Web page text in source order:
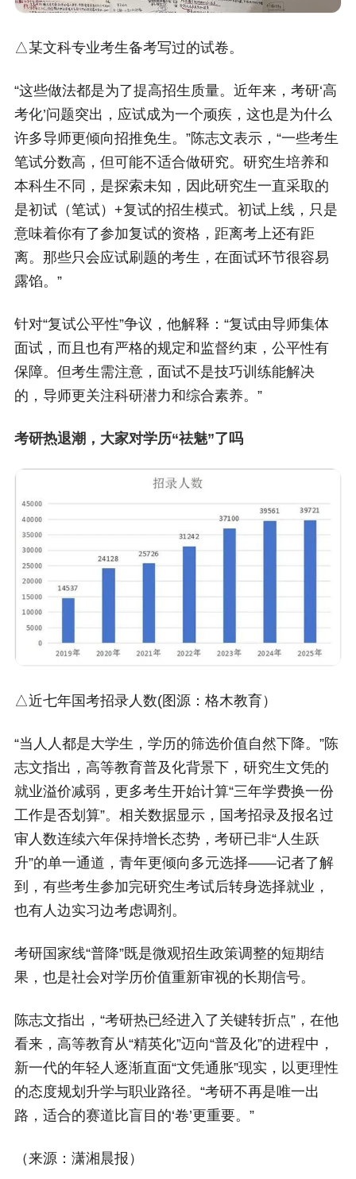
△某文科专业考生备考写过的试卷。
“这些做法都是为了提高招生质量。近年来，考研‘高
考化’问题突出，应试成为一个顽疾，这也是为什么
许多导师更倾向招推免生。”陈志文表示，“一些考生
笔试分数高，但可能不适合做研究。研究生培养和
本科生不同，是探索未知，因此研究生一直采取的
是初试（笔试）+复试的招生模式。初试上线，只是
意味着你有了参加复试的资格，距离考上还有距
离。那些只会应试刷题的考生，在面试环节很容易
露馅。”
针对“复试公平性”争议，他解释：“复试由导师集体
面试，而且也有严格的规定和监督约束，公平性有
保障。但考生需注意，面试不是技巧训练能解决
的，导师更关注科研潜力和综合素养。”
考研热退潮，大家对学历“祛魅”了吗
△近七年国考招录人数(图源：格木教育）
“当人人都是大学生，学历的筛选价值自然下降。”陈
志文指出，高等教育普及化背景下，研究生文凭的
就业溢价减弱，更多考生开始计算“三年学费换一份
工作是否划算”。相关数据显示，国考招录及报名过
审人数连续六年保持增长态势，考研已非“人生跃
升”的单一通道，青年更倾向多元选择——记者了解
到，有些考生参加完研究生考试后转身选择就业，
也有人边实习边考虑调剂。
考研国家线“普降”既是微观招生政策调整的短期结
果，也是社会对学历价值重新审视的长期信号。
陈志文指出，“考研热已经进入了关键转折点”，在他
看来，高等教育从“精英化”迈向“普及化”的进程中，
新一代的年轻人逐渐直面“文凭通胀”现实，以更理性
的态度规划升学与职业路径。“考研不再是唯一出
路，适合的赛道比盲目的‘卷’更重要。”
（来源：潇湘晨报）